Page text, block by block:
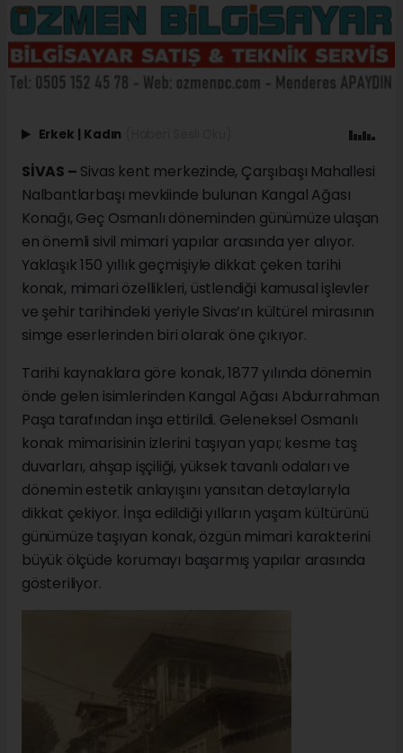
Erkek | Kadın
SİVAS – Sivas kent merkezinde, Çarşıbaşı Mahallesi
Nalbantlarbaşı mevkiinde bulunan Kangal Ağası
Konağı, Geç Osmanlı döneminden günümüze ulaşan
en önemli sivil mimari yapılar arasında yer alıyor.
Yaklaşık 150 yıllık geçmişiyle dikkat çeken tarihi
konak, mimari özellikleri, üstlendiği kamusal işlevler
ve şehir tarihindeki yeriyle Sivas’ın kültürel mirasının
simge eserlerinden biri olarak öne çıkıyor.
Tarihi kaynaklara göre konak, 1877 yılında dönemin
önde gelen isimlerinden Kangal Ağası Abdurrahman
Paşa tarafından inşa ettirildi. Geleneksel Osmanlı
konak mimarisinin izlerini taşıyan yapı; kesme taş
duvarları, ahşap işçiliği, yüksek tavanlı odaları ve
dönemin estetik anlayışını yansıtan detaylarıyla
dikkat çekiyor. İnşa edildiği yılların yaşam kültürünü
günümüze taşıyan konak, özgün mimari karakterini
büyük ölçüde korumayı başarmış yapılar arasında
gösteriliyor.